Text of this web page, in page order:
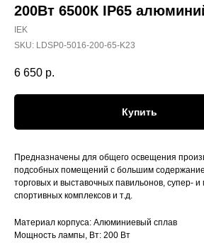
200Вт 6500К IP65
IEK
SKU: LDSP0-5016-200-65-K23
6 650 р.
Купить
Предназначены для общего освещения
подсобных помещений с большим
торговых и выставочных павильонов, супер- и
спортивных комплексов и т.д.
Материал корпуса: Алюминиевый сплав
Мощность лампы, Вт: 200 Вт